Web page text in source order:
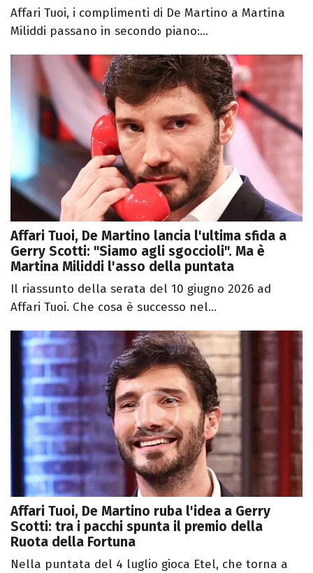
Affari Tuoi, i complimenti di De Martino a Martina
Miliddi passano in secondo piano:...
Affari Tuoi, De Martino lancia l'ultima sfida a
Gerry Scotti: "Siamo agli sgoccioli". Ma è
Martina Miliddi l'asso della puntata
Il riassunto della serata del 10 giugno 2026 ad
Affari Tuoi. Che cosa è successo nel...
Affari Tuoi, De Martino ruba l'idea a Gerry
Scotti: tra i pacchi spunta il premio della
Ruota della Fortuna
Nella puntata del 4 luglio gioca Etel, che torna a